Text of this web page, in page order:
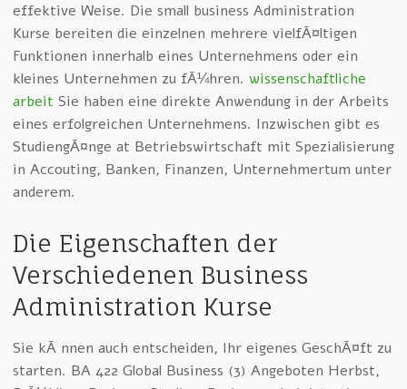
effektive Weise. Die small business Administration
Kurse bereiten die einzelnen mehrere vielfÃ¤ltigen
Funktionen innerhalb eines Unternehmens oder ein
kleines Unternehmen zu fÃ¼hren. wissenschaftliche
arbeit Sie haben eine direkte Anwendung in der Arbeits
eines erfolgreichen Unternehmens. Inzwischen gibt es
StudiengÃ¤nge at Betriebswirtschaft mit Spezialisierung
in Accouting, Banken, Finanzen, Unternehmertum unter
anderem.
Die Eigenschaften der
Verschiedenen Business
Administration Kurse
Sie kÃ¶nnen auch entscheiden, Ihr eigenes GeschÃ¤ft zu
starten. BA 422 Global Business (3) Angeboten Herbst,